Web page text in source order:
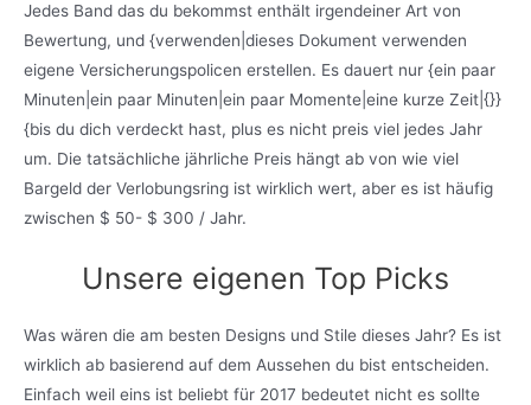
Jedes Band das du bekommst enthält irgendeiner Art von
Bewertung, und {verwenden|dieses Dokument verwenden
eigene Versicherungspolicen erstellen. Es dauert nur {ein paar
Minuten|ein paar Minuten|ein paar Momente|eine kurze Zeit|{}}
{bis du dich verdeckt hast, plus es nicht preis viel jedes Jahr
um. Die tatsächliche jährliche Preis hängt ab von wie viel
Bargeld der Verlobungsring ist wirklich wert, aber es ist häufig
zwischen $ 50- $ 300 / Jahr.
Unsere eigenen Top Picks
Was wären die am besten Designs und Stile dieses Jahr? Es ist
wirklich ab basierend auf dem Aussehen du bist entscheiden.
Einfach weil eins ist beliebt für 2017 bedeutet nicht es sollte